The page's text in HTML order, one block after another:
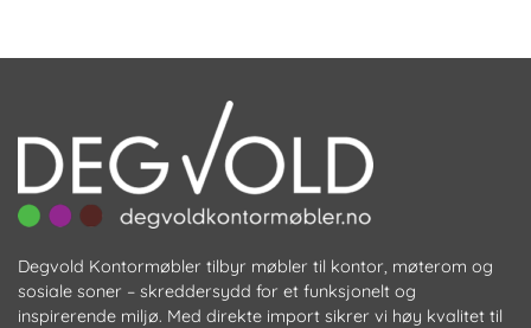
Degvold Kontormøbler tilbyr møbler til kontor, møterom og
sosiale soner – skreddersydd for et funksjonelt og
inspirerende miljø. Med direkte import sikrer vi høy kvalitet til